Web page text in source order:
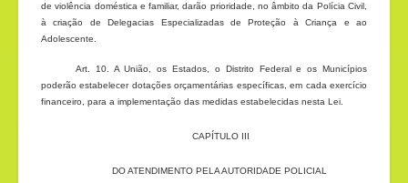
de violência doméstica e familiar, darão prioridade, no âmbito da Polícia Civil,
à criação de Delegacias Especializadas de Proteção à Criança e ao
Adolescente.
Art. 10. A União, os Estados, o Distrito Federal e os Municípios
poderão estabelecer dotações orçamentárias específicas, em cada exercício
financeiro, para a implementação das medidas estabelecidas nesta Lei.
CAPÍTULO III
DO ATENDIMENTO PELA AUTORIDADE POLICIAL